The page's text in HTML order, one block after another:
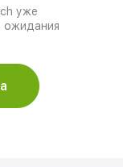
уже
ожидания